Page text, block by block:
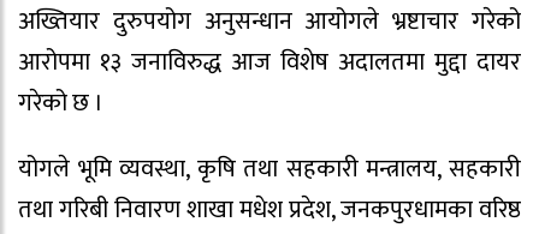
अख्तियार दुरुपयोग अनुसन्धान आयोगले भ्रष्टाचार गरेको
आरोपमा १३ जनाविरुद्ध आज विशेष अदालतमा मुद्दा दायर
गरेको छ ।
योगले भूमि व्यवस्था, कृषि तथा सहकारी मन्त्रालय, सहकारी
तथा गरिबी निवारण शाखा मधेश प्रदेश, जनकपुरधामका वरिष्ठ